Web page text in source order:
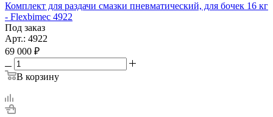
Комплект для раздачи смазки пневматический, для бочек 16 кг
- Flexbimec 4922
Под заказ
Арт.: 4922
69 000 ₽
В корзину